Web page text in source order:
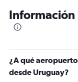
Información
¿A qué
desde Uruguay?